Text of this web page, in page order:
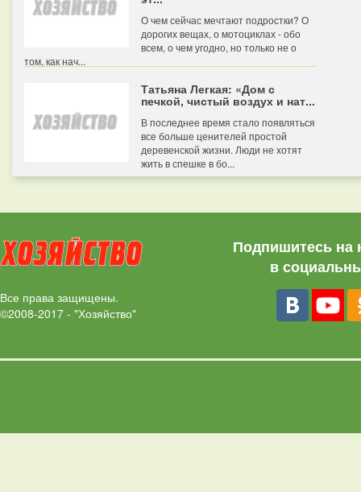
О чем сейчас мечтают подростки? О
дорогих вещах, о мотоциклах - обо
всем, о чем угодно, но только не о
том, как нач...
Татьяна Легкая: «Дом с
печкой, чистый воздух и нат...
В последнее время стало появляться
все больше ценителей простой
деревенской жизни. Люди не хотят
жить в спешке в бо...
Все права защищены.
©2008-2017 - "Хозяйство"
Подпишитесь на
в